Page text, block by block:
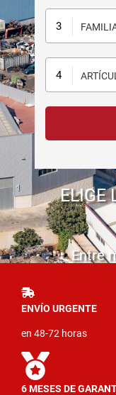
ELIGE
Entre
ENVÍO URGENTE
en 48-72 horas
6 MESES DE